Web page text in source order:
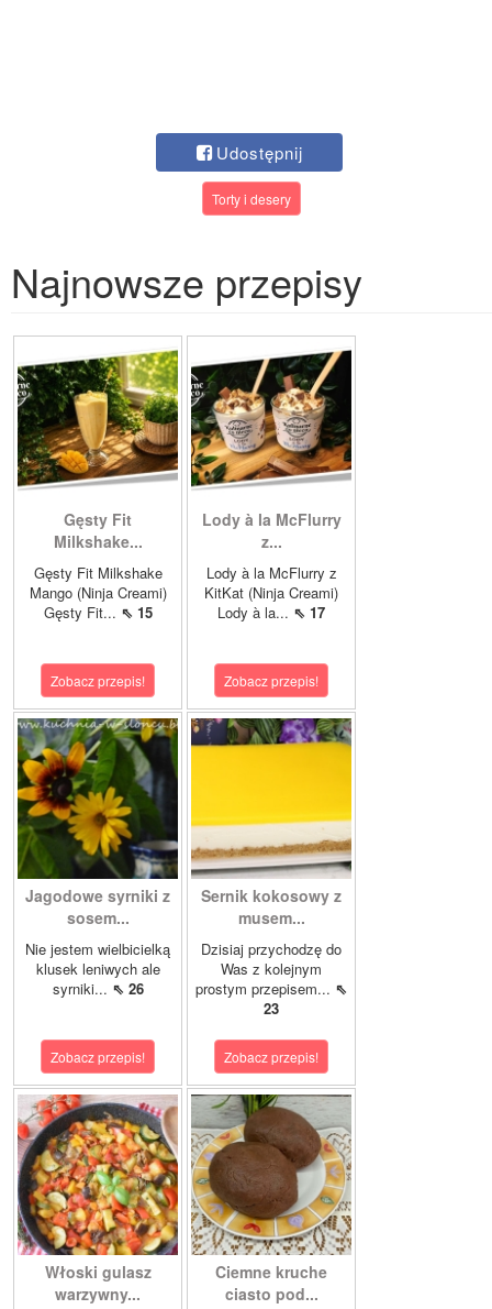
Udostępnij
Torty i desery
Najnowsze przepisy
Gęsty Fit
Milkshake...
Gęsty Fit Milkshake
Mango (Ninja Creami)
Gęsty Fit... ⇖ 15
Zobacz przepis!
Lody à la McFlurry
z...
Lody à la McFlurry z
KitKat (Ninja Creami)
Lody à la... ⇖ 17
Zobacz przepis!
Jagodowe syrniki z
sosem...
Nie jestem wielbicielką
klusek leniwych ale
syrniki... ⇖ 26
Zobacz przepis!
Sernik kokosowy z
musem...
Dzisiaj przychodzę do
Was z kolejnym
prostym przepisem... ⇖
23
Zobacz przepis!
Włoski gulasz
warzywny...
Ciemne kruche
ciasto pod...